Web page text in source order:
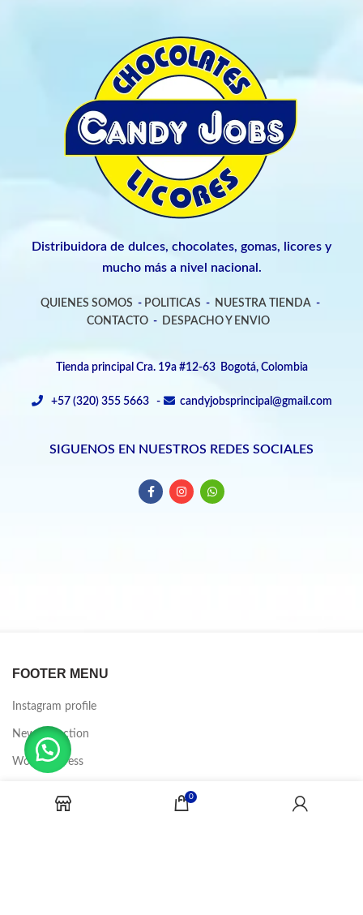
Distribuidora de dulces, chocolates, gomas, licores y
mucho más a nivel nacional.
QUIENES SOMOS - POLITICAS - NUESTRA TIENDA -
CONTACTO- DESPACHO Y ENVIO
Tienda principal Cra. 19a #12-63 Bogotá, Colombia
+57 (320) 355 5663 - candyjobsprincipal@gmail.com
SIGUENOS EN NUESTROS REDES SOCIALES
FOOTER MENU
Instagram profile
New Collection
Woman Dress
0